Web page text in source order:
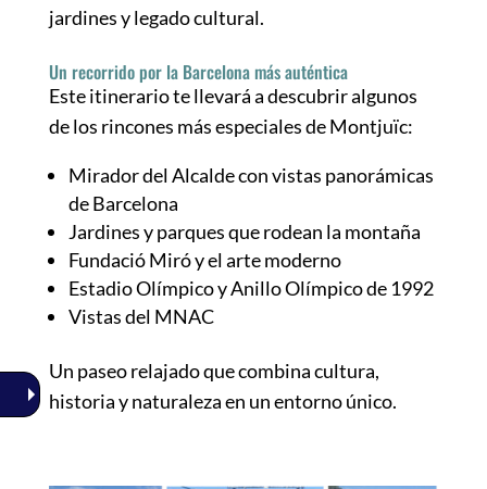
jardines y legado cultural.
Un recorrido por la Barcelona más auténtica
Este itinerario te llevará a descubrir algunos
de los rincones más especiales de Montjuïc:
Mirador del Alcalde con vistas panorámicas
de Barcelona
Jardines y parques que rodean la montaña
Fundació Miró y el arte moderno
Estadio Olímpico y Anillo Olímpico de 1992
Vistas del MNAC
Un paseo relajado que combina cultura,
historia y naturaleza en un entorno único.